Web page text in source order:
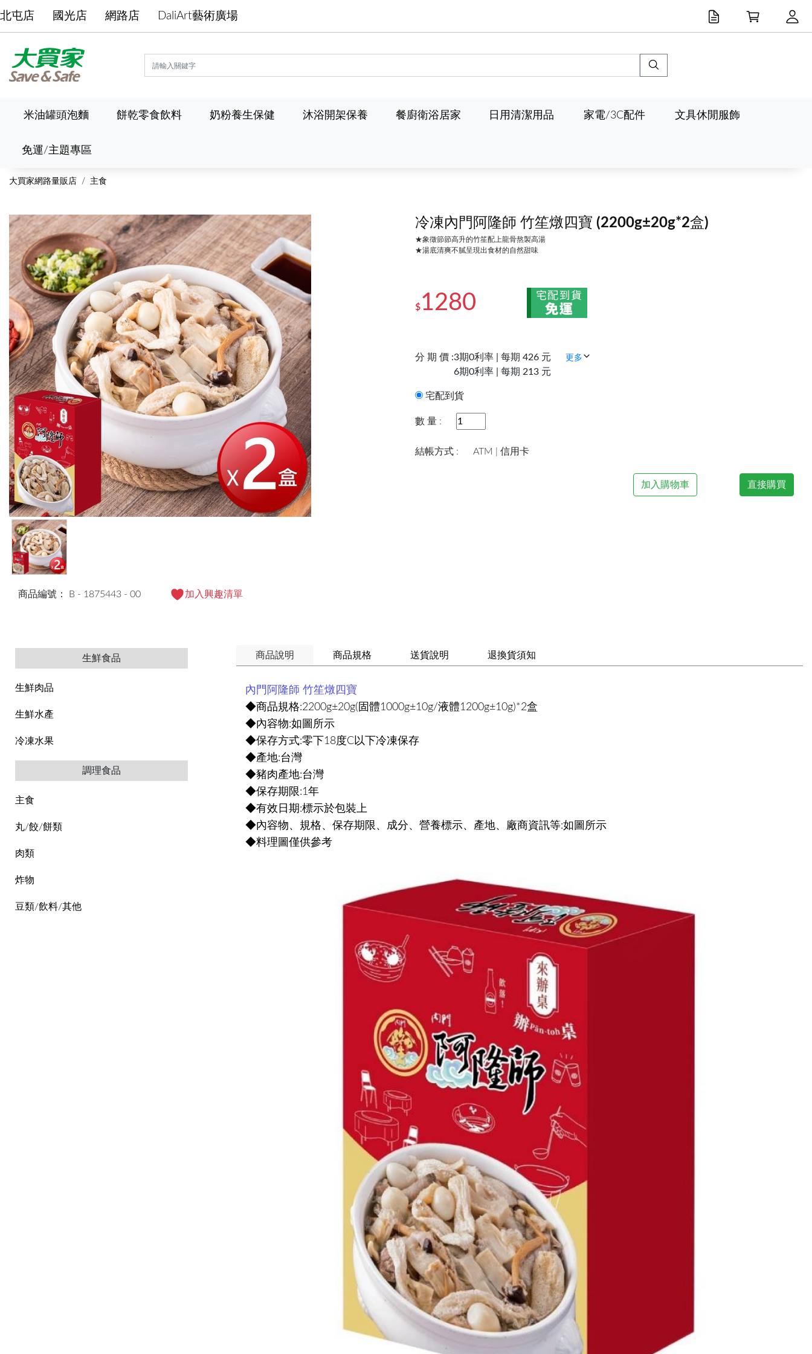
北屯店 國光店 網路店 DaliArt藝術廣場
米油罐頭泡麵 餅乾零食飲料 奶粉養生保健 沐浴開架保養 餐廚衛浴居家 日用清潔用品 家電/3C配件 文具休閒服飾
免運/主題專區
大買家網路量販店 主食
商品編號： B - 1875443 - 00 加入興趣清單
冷凍內門阿隆師 竹笙燉四寶 (2200g±20g*2盒)
★象徵節節高升的竹笙配上龍骨熬製高湯
★湯底清爽不膩呈現出食材的自然甜味
$1280
分 期 價 :3期0利率 | 每期 426 元
6期0利率 | 每期 213 元
更多
宅配到貨
數 量 :
結帳方式 : ATM | 信用卡
加入購物車 直接購買
生鮮食品
生鮮肉品
生鮮水產
冷凍水果
調理食品
主食
丸/餃/餅類
肉類
炸物
豆類/飲料/其他
商品說明 商品規格 送貨說明 退換貨須知
內門阿隆師 竹笙燉四寶
◆商品規格:2200g±20g(固體1000g±10g/液體1200g±10g)*2盒
◆內容物:如圖所示
◆保存方式:零下18度C以下冷凍保存
◆產地:台灣
◆豬肉產地:台灣
◆保存期限:1年
◆有效日期:標示於包裝上
◆內容物、規格、保存期限、成分、營養標示、產地、廠商資訊等:如圖所示
◆料理圖僅供參考